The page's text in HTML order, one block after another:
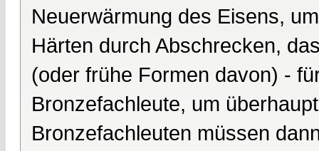
Neuerwärmung des Eisens,
Härten durch Abschrecken,
(oder frühe Formen davon) -
Bronzefachleute, um
Bronzefachleuten müssen